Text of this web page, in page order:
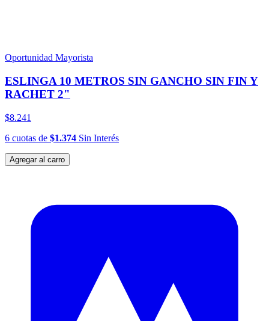
Oportunidad Mayorista
ESLINGA 10 METROS SIN GANCHO SIN FIN Y
RACHET 2"
$8.241
6 cuotas de $1.374 Sin Interés
Agregar al carro